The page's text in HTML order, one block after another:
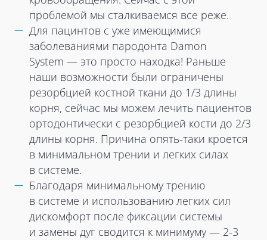
проблемой мы сталкиваемся все реже.
Для пацинтов с уже имеющимися
заболеваниями пародонта Damon
System — это просто находка! Раньше
наши возможности были ограничены
резорбцией костной ткани до 1/3 длины
корня, сейчас мы можем лечить пациентов
ортодонтически с резорбцией кости до 2/3
длины корня. Причина опять-таки кроется
в минимальном трении и легких силах
в системе.
Благодаря минимальному трению
в системе и использованию легких сил
дискомфорт после фиксации системы
и замены дуг сводится к минимуму — 2-3